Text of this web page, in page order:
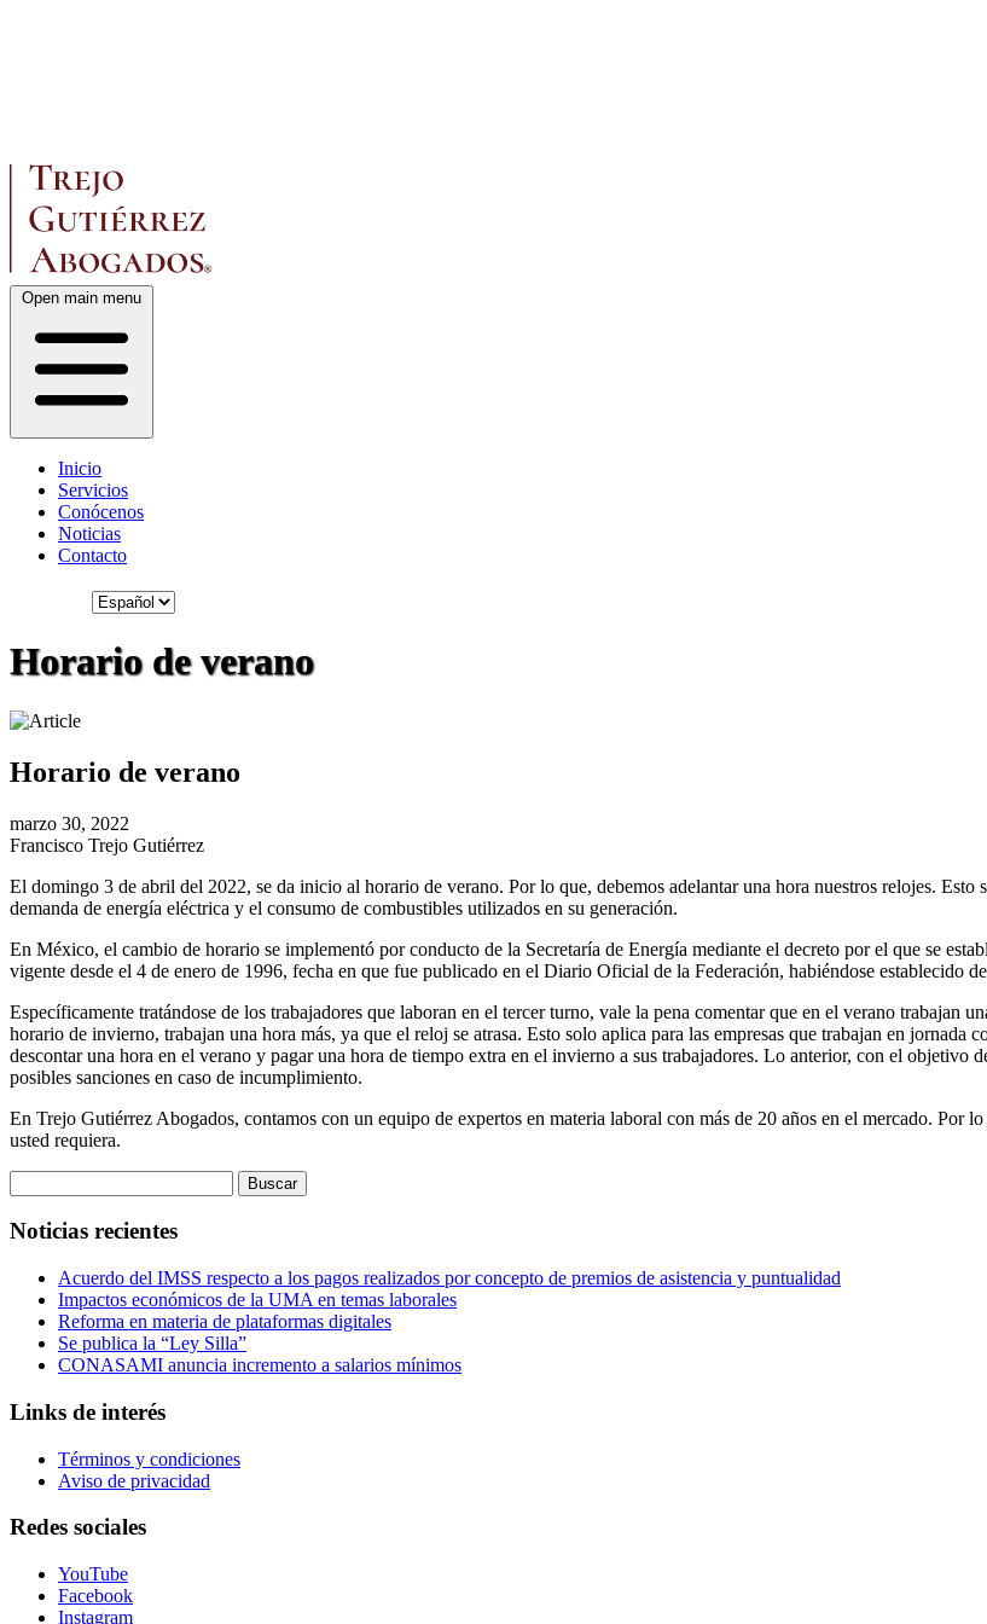
Open main menu
Inicio
Servicios
Conócenos
Noticias
Contacto
Horario de verano
Horario de verano
marzo 30, 2022
Francisco Trejo Gutiérrez
El domingo 3 de abril del 2022, se da inicio al horario de verano. Por lo que, debemos adelantar una hora nuestros relojes.
demanda de energía eléctrica y el consumo de combustibles utilizados en su generación.
En México, el cambio de horario se implementó por conducto de la Secretaría de Energía mediante el decreto por el que se
vigente desde el 4 de enero de 1996, fecha en que fue publicado en el Diario Oficial de la Federación, habiéndose establecido
Específicamente tratándose de los trabajadores que laboran en el tercer turno, vale la pena comentar que en el verano trabajan
horario de invierno, trabajan una hora más, ya que el reloj se atrasa. Esto solo aplica para las empresas que trabajan en jornada
descontar una hora en el verano y pagar una hora de tiempo extra en el invierno a sus trabajadores. Lo anterior, con el
posibles sanciones en caso de incumplimiento.
En Trejo Gutiérrez Abogados, contamos con un equipo de expertos en materia laboral con más de 20 años en el mercado. Por
usted requiera.
Noticias recientes
Acuerdo del IMSS respecto a los pagos realizados por concepto de premios de asistencia y puntualidad
Impactos económicos de la UMA en temas laborales
Reforma en materia de plataformas digitales
Se publica la “Ley Silla”
CONASAMI anuncia incremento a salarios mínimos
Links de interés
Términos y condiciones
Aviso de privacidad
Redes sociales
YouTube
Facebook
Instagram